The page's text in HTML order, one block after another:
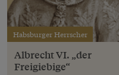
Habsburger Herrscher
Albrecht VI. „der
Freigiebige“